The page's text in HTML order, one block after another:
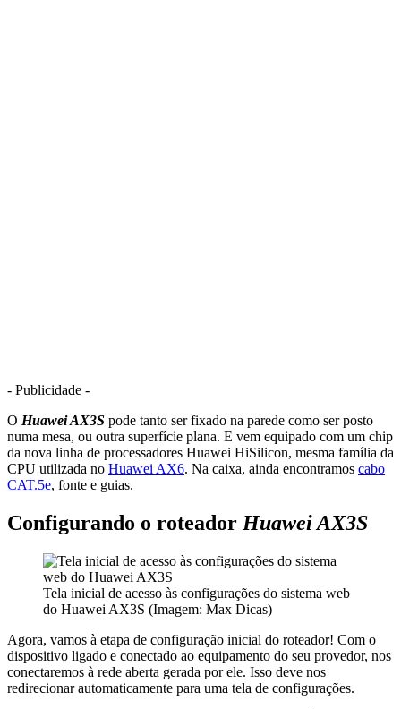
- Publicidade -
O Huawei AX3S pode tanto ser fixado na parede como ser posto
numa mesa, ou outra superfície plana. E vem equipado com um chip
da nova linha de processadores Huawei HiSilicon, mesma família da
CPU utilizada no Huawei AX6. Na caixa, ainda encontramos cabo
CAT.5e, fonte e guias.
Configurando o roteador Huawei AX3S
Tela inicial de acesso às configurações do sistema web
do Huawei AX3S (Imagem: Max Dicas)
Agora, vamos à etapa de configuração inicial do roteador! Com o
dispositivo ligado e conectado ao equipamento do seu provedor, nos
conectaremos à rede aberta gerada por ele. Isso deve nos
redirecionar automaticamente para uma tela de configurações.